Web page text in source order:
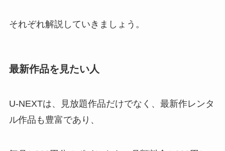
それぞれ解説していきましょう。
最新作品を見たい人
U-NEXTは、見放題作品だけでなく、最新作レンタ
ル作品も豊富であり、